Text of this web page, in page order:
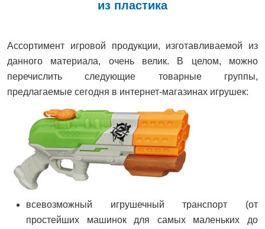
из пластика
Ассортимент игровой продукции, изготавливаемой из
данного материала, очень велик. В целом, можно
перечислить следующие товарные группы,
предлагаемые сегодня в интернет-магазинах игрушек:
всевозможный игрушечный транспорт (от
простейших машинок для самых маленьких до